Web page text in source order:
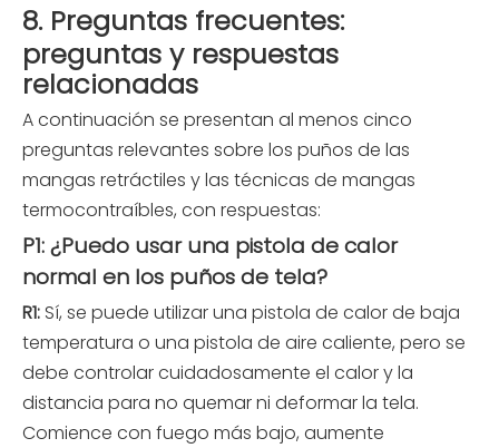
8. Preguntas frecuentes:
preguntas y respuestas
relacionadas
A continuación se presentan al menos cinco
preguntas relevantes sobre los puños de las
mangas retráctiles y las técnicas de mangas
termocontraíbles, con respuestas:
P1: ¿Puedo usar una pistola de calor
normal en los puños de tela?
R1: Sí, se puede utilizar una pistola de calor de baja
temperatura o una pistola de aire caliente, pero se
debe controlar cuidadosamente el calor y la
distancia para no quemar ni deformar la tela.
Comience con fuego más bajo, aumente